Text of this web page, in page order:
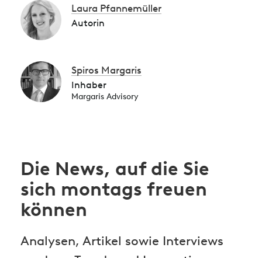
Laura Pfannemüller
Autorin
Spiros Margaris
Inhaber
Margaris Advisory
Die News, auf die Sie
sich montags freuen
können
Analysen, Artikel sowie Interviews